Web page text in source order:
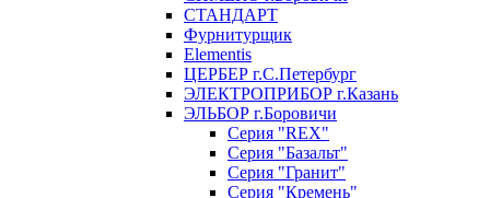
СТАНДАРТ
Фурнитурщик
Elementis
ЦЕРБЕР г.С.Петербург
ЭЛЕКТРОПРИБОР г.Казань
ЭЛЬБОР г.Боровичи
Серия "REX"
Серия "Базальт"
Серия "Гранит"
Серия "Кремень"